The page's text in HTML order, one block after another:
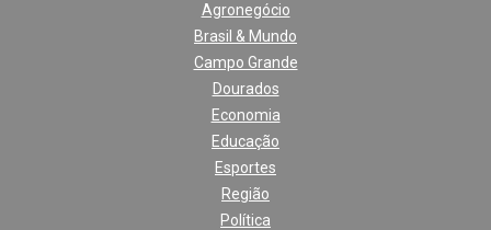
Agronegócio
Brasil & Mundo
Campo Grande
Dourados
Economia
Educação
Esportes
Região
Política